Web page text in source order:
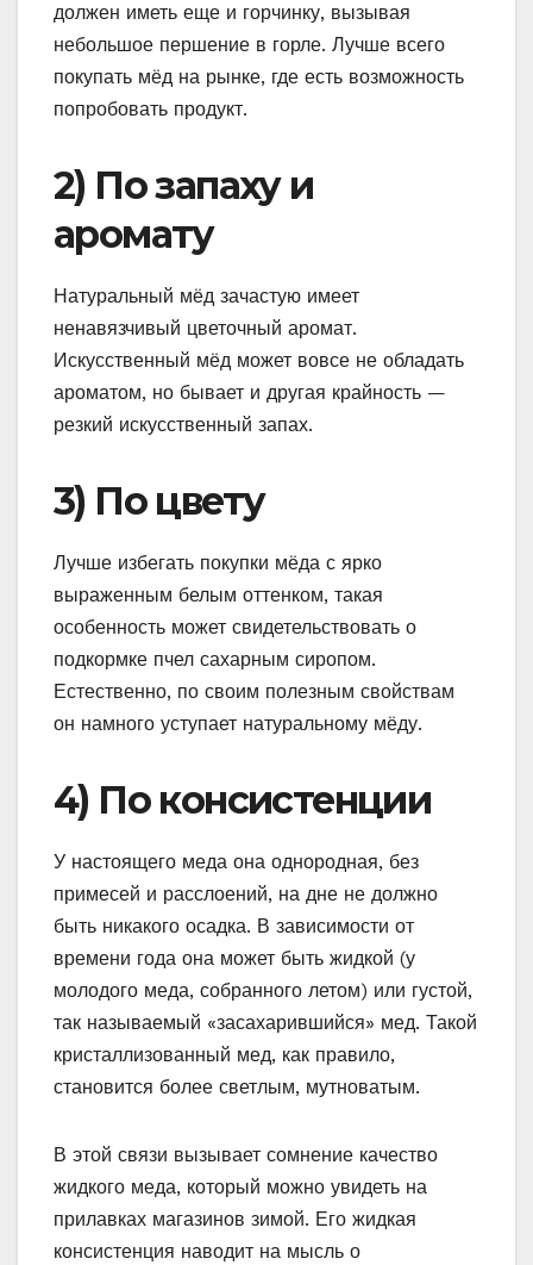
должен иметь еще и горчинку, вызывая
небольшое першение в горле. Лучше всего
покупать мёд на рынке, где есть возможность
попробовать продукт.
2) По запаху и
аромату
Натуральный мёд зачастую имеет
ненавязчивый цветочный аромат.
Искусственный мёд может вовсе не обладать
ароматом, но бывает и другая крайность —
резкий искусственный запах.
3) По цвету
Лучше избегать покупки мёда с ярко
выраженным белым оттенком, такая
особенность может свидетельствовать о
подкормке пчел сахарным сиропом.
Естественно, по своим полезным свойствам
он намного уступает натуральному мёду.
4) По консистенции
У настоящего меда она однородная, без
примесей и расслоений, на дне не должно
быть никакого осадка. В зависимости от
времени года она может быть жидкой (у
молодого меда, собранного летом) или густой,
так называемый «засахарившийся» мед. Такой
кристаллизованный мед, как правило,
становится более светлым, мутноватым.
В этой связи вызывает сомнение качество
жидкого меда, который можно увидеть на
прилавках магазинов зимой. Его жидкая
консистенция наводит на мысль о